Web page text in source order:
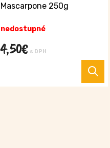
Mascarpone 250g
nedostupné
4,50€ s DPH